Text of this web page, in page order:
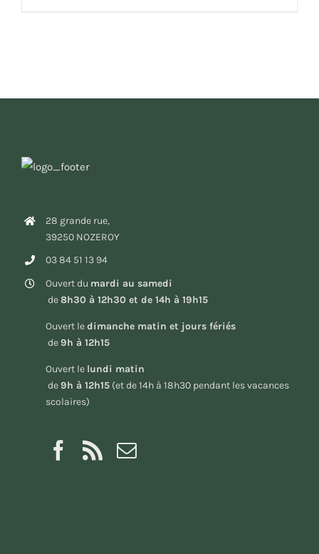
28 grande rue,
39250 NOZEROY
03 84 51 13 94
Ouvert du mardi au samedi
de8h30 à 12h30 et de 14h à 19h15
Ouvert ledimanche matin et jours fériés
de9h à 12h15
Ouvert le lundi matin
de9h à 12h15(et de 14h à 18h30 pendant les vacances
scolaires)